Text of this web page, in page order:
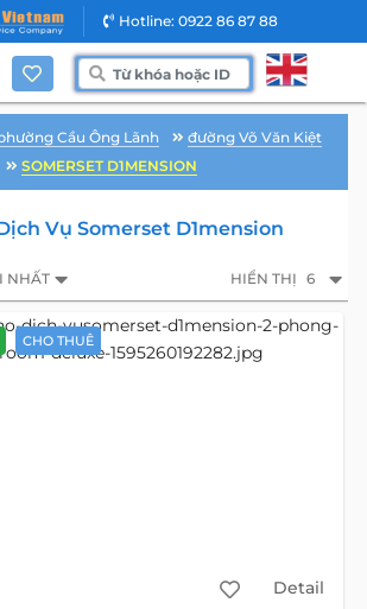
Hotline: 0922 86 87 88
Cầu Ông Lãnh
đường Võ Văn Kiệt
SOMERSET D1MENSION
Vụ Somerset D1mension
NHẤT HIỂN THỊ 6
CHO THUÊ
Detail